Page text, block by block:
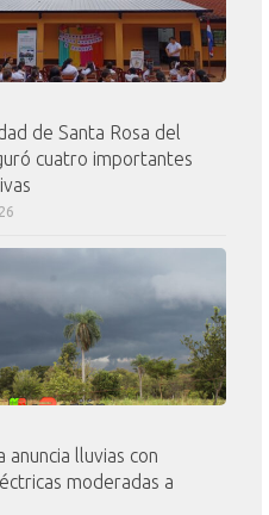
de Santa Rosa del
cuatro importantes
lluvias con
moderadas a